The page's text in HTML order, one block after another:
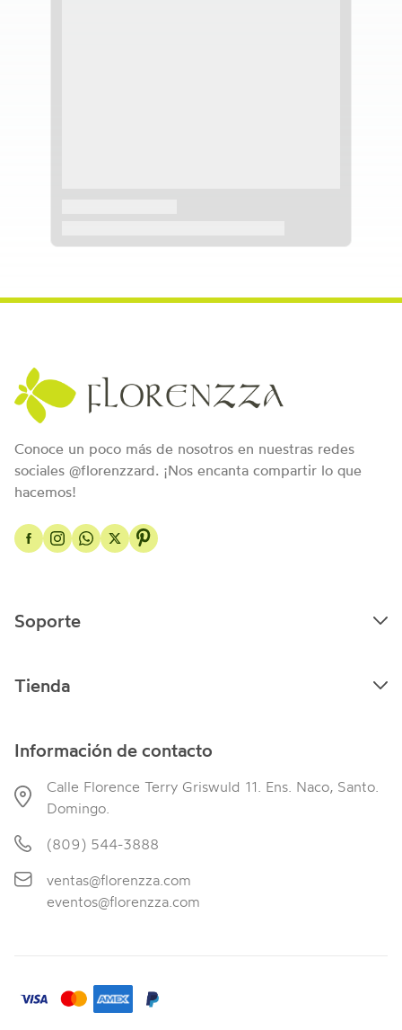
Conoce un poco más de nosotros en nuestras redes
sociales @florenzzard. ¡Nos encanta compartir lo que
hacemos!
Soporte
Tienda
Información de contacto
Calle Florence Terry Griswuld 11. Ens. Naco, Santo.
Domingo.
(809) 544-3888
ventas@florenzza.com
eventos@florenzza.com